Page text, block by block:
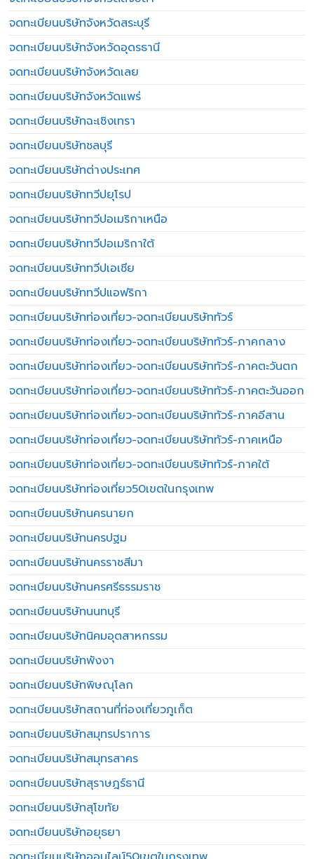
จดทะเบียนบริษัทจังหวัดสระบุรี
จดทะเบียนบริษัทจังหวัดอุดรธานี
จดทะเบียนบริษัทจังหวัดเลย
จดทะเบียนบริษัทจังหวัดแพร่
จดทะเบียนบริษัทฉะเชิงเทรา
จดทะเบียนบริษัทชลบุรี
จดทะเบียนบริษัทต่างประเทศ
จดทะเบียนบริษัททวีปยุโรป
จดทะเบียนบริษัททวีปอเมริกาเหนือ
จดทะเบียนบริษัททวีปอเมริกาใต้
จดทะเบียนบริษัททวีปเอเชีย
จดทะเบียนบริษัททวีปแอฟริกา
จดทะเบียนบริษัทท่องเที่ยว-จดทะเบียนบริษัททัวร์
จดทะเบียนบริษัทท่องเที่ยว-จดทะเบียนบริษัททัวร์-ภาคกลาง
จดทะเบียนบริษัทท่องเที่ยว-จดทะเบียนบริษัททัวร์-ภาคตะวันตก
จดทะเบียนบริษัทท่องเที่ยว-จดทะเบียนบริษัททัวร์-ภาคตะวันออก
จดทะเบียนบริษัทท่องเที่ยว-จดทะเบียนบริษัททัวร์-ภาคอีสาน
จดทะเบียนบริษัทท่องเที่ยว-จดทะเบียนบริษัททัวร์-ภาคเหนือ
จดทะเบียนบริษัทท่องเที่ยว-จดทะเบียนบริษัททัวร์-ภาคใต้
จดทะเบียนบริษัทท่องเที่ยว50เขตในกรุงเทพ
จดทะเบียนบริษัทนครนายก
จดทะเบียนบริษัทนครปฐม
จดทะเบียนบริษัทนครราชสีมา
จดทะเบียนบริษัทนครศรีธรรมราช
จดทะเบียนบริษัทนนทบุรี
จดทะเบียนบริษัทนิคมอุตสาหกรรม
จดทะเบียนบริษัทพังงา
จดทะเบียนบริษัทพิษณุโลก
จดทะเบียนบริษัทสถานที่ท่องเที่ยวภูเก็ต
จดทะเบียนบริษัทสมุทรปราการ
จดทะเบียนบริษัทสมุทรสาคร
จดทะเบียนบริษัทสุราษฎร์ธานี
จดทะเบียนบริษัทสุโขทัย
จดทะเบียนบริษัทอยุธยา